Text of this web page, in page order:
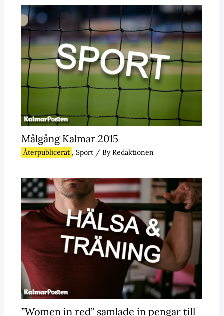
Målgång Kalmar 2015
Återpublicerat , Sport/ ByRedaktionen
”Women in red” samlade in pengar till